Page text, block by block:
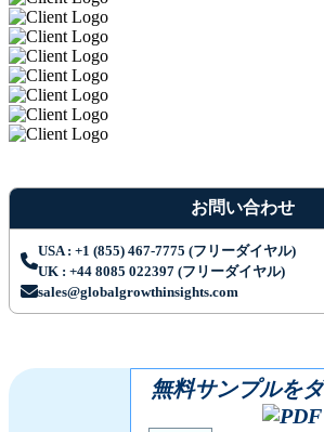
お問い合わせ
USA : +1 (855) 467-7775 (フリーダイヤル)
UK : +44 8085 022397 (フリーダイヤル)
sales@globalgrowthinsights.com
無料サンプルを